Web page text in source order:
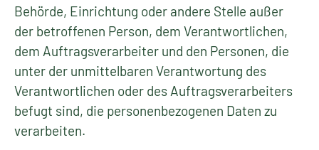
Behörde, Einrichtung oder andere Stelle außer
der betroffenen Person, dem Verantwortlichen,
dem Auftragsverarbeiter und den Personen, die
unter der unmittelbaren Verantwortung des
Verantwortlichen oder des Auftragsverarbeiters
befugt sind, die personenbezogenen Daten zu
verarbeiten.